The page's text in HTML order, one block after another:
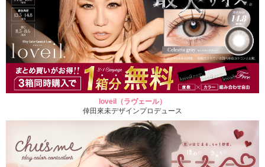
loveil（ラヴェール）
倖田來未デザインプロデュース